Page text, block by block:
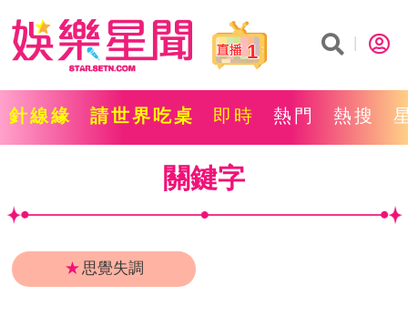
1
針線緣 請世界吃桌 即時 熱門 熱搜
關鍵字
★思覺失調